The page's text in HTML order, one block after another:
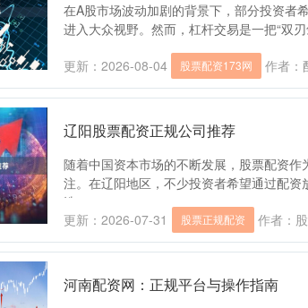
在A股市场波动加剧的背景下，部分投资者
进入大众视野。然而，杠杆交易是一把“双
更新：2026-08-04 股票配资173网 作者：
辽阳股票配资正规公司推荐
随着中国资本市场的不断发展，股票配资
注。在辽阳地区，不少投资者希望通过配
选....
更新：2026-07-31
股票正规配资 作者：
河南配资网：正规平台与操作指南